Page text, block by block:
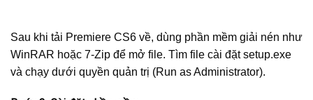
Sau khi tải Premiere CS6 về, dùng phần mềm giải nén như
WinRAR hoặc 7-Zip để mở file. Tìm file cài đặt setup.exe
và chạy dưới quyền quản trị (Run as Administrator).